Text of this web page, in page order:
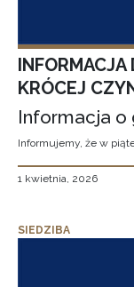
KRÓCEJ
Informacja o
Informujemy, że w
1 kwietnia, 2026
SIEDZIBA